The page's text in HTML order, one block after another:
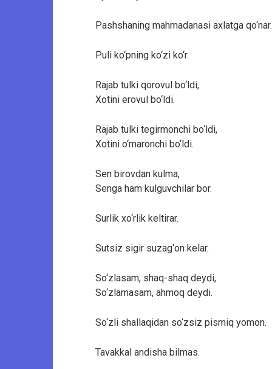
Pashshaning mahmadanasi axlatga qo‘nar.
Puli ko‘pning ko‘zi ko‘r.
Rajab tulki qorovul bo‘ldi,
Xotini erovul bo‘ldi.
Rajab tulki tegirmonchi bo‘ldi,
Xotini o‘maronchi bo‘ldi.
Sen birovdan kulma,
Senga ham kulguvchilar bor.
Surlik xo‘rlik keltirar.
Sutsiz sigir suzag‘on kelar.
So‘zlasam, shaq-shaq deydi,
So‘zlamasam, ahmoq deydi.
So‘zli shallaqidan so‘zsiz pismiq yomon.
Tavakkal andisha bilmas.